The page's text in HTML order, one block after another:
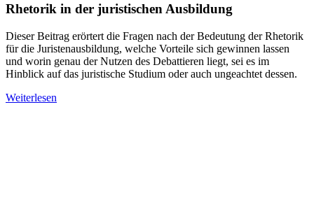
Rhetorik in der juristischen Ausbildung
Dieser Beitrag erörtert die Fragen nach der Bedeutung der Rhetorik
für die Juristenausbildung, welche Vorteile sich gewinnen lassen
und worin genau der Nutzen des Debattieren liegt, sei es im
Hinblick auf das juristische Studium oder auch ungeachtet dessen.
Weiterlesen